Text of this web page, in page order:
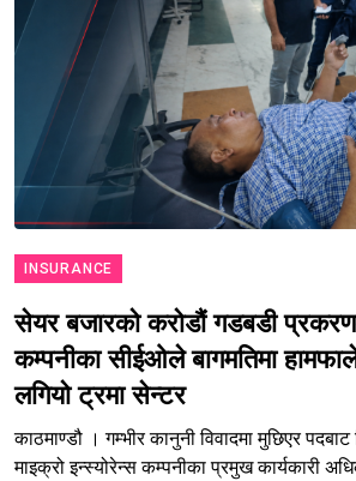
INSURANCE
सेयर बजारको करोडौं गडबडी
कम्पनीका सीईओले बागमतिमा
लगियो ट्रमा सेन्टर
काठमाण्डौ । गम्भीर कानुनी विवादमा मुछिएर
माइक्रो इन्स्योरेन्स कम्पनीका प्रमुख कार्यकारी